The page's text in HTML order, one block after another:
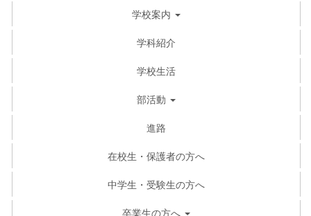
学校案内
学科紹介
学校生活
部活動
進路
在校生・保護者の方へ
中学生・受験生の方へ
卒業生の方へ